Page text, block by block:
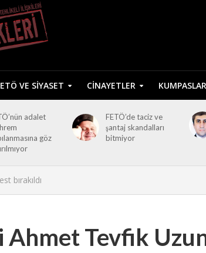
VE SIYASET CINAYETLER KUMPASLAR
adalet
göz
FETÖ’de taciz ve
şantaj skandalları
bitmiyor
bırakıldı
Tevfik